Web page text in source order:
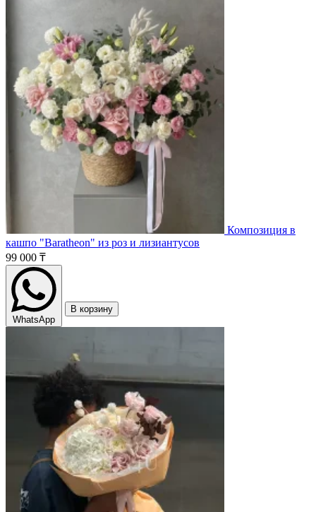
Композиция в
кашпо "Baratheon" из роз и лизиантусов
99 000 ₸
WhatsApp
В корзину